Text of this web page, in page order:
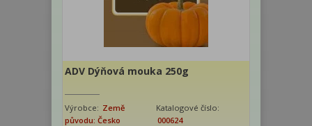
ADV Dýňová mouka 250g
Výrobce: Země
původu: Česko
Katalogové číslo:
000624